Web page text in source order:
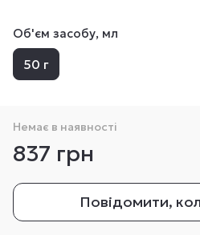
Об'єм засобу, мл
50 г
Немає в наявності
837 грн
Повідомити,